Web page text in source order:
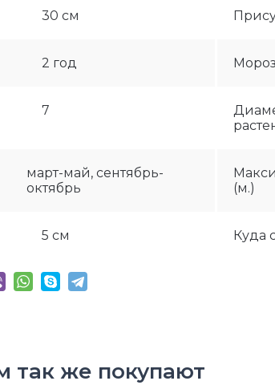
30 см
2 год
7
март-май, сентябрь-
октябрь
(м.)
5 см Куда
так же покупают